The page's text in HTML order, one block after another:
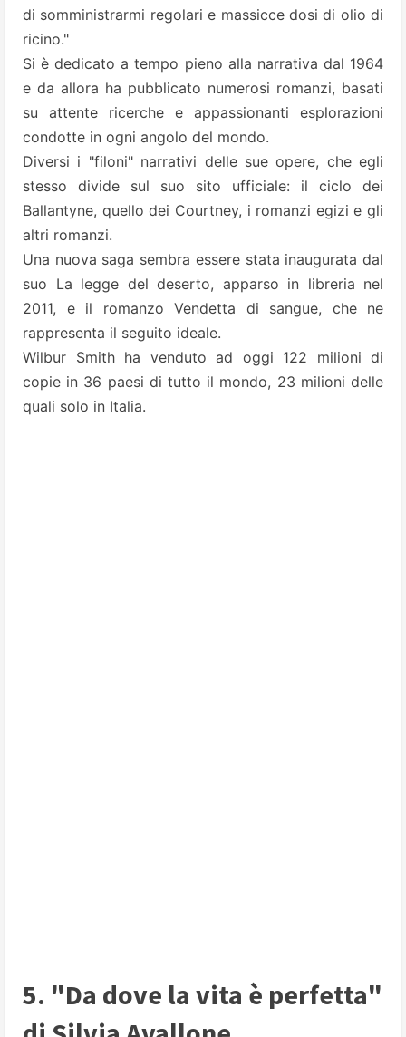
di somministrarmi regolari e massicce dosi di olio di
ricino."
Si è dedicato a tempo pieno alla narrativa dal 1964
e da allora ha pubblicato numerosi romanzi, basati
su attente ricerche e appassionanti esplorazioni
condotte in ogni angolo del mondo.
Diversi i "filoni" narrativi delle sue opere, che egli
stesso divide sul suo sito ufficiale: il ciclo dei
Ballantyne, quello dei Courtney, i romanzi egizi e gli
altri romanzi.
Una nuova saga sembra essere stata inaugurata dal
suo La legge del deserto, apparso in libreria nel
2011, e il romanzo Vendetta di sangue, che ne
rappresenta il seguito ideale.
Wilbur Smith ha venduto ad oggi 122 milioni di
copie in 36 paesi di tutto il mondo, 23 milioni delle
quali solo in Italia.
5. "Da dove la vita è perfetta"